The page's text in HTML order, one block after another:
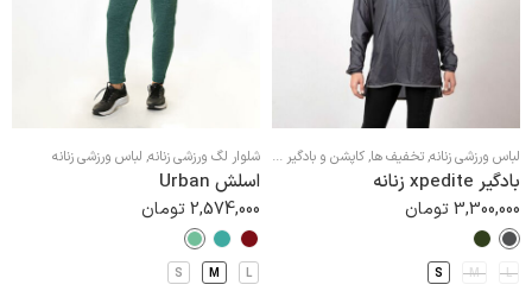
لباس ورزشی زنانه,تخفیف ها,کاپشن و بادگیر ورزشی زنانه ,هودی و سویشرت ورزشی زنانه
بادگیر xpedite زنانه
3,300,000تومان
L
M
S
شلوار لگ ورزشی زنانه, لباس ورزشی زنانه
اسلش Urban
2,574,000تومان
L
M
S